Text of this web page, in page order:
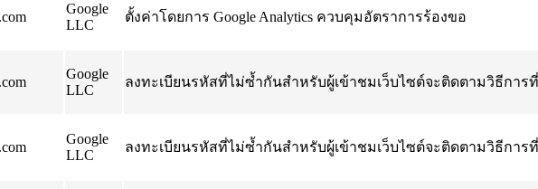
Google
LLC
ตั้งค่าโดยการ Google Analytics ควบคุมอัตราการร้องขอ
Google
LLC
ลงทะเบียนรหัสที่ไม่ซ้ำกันสำหรับผู้เข้าชมเว็บไซต์จะติดตามวิธีกา
Google
LLC
ลงทะเบียนรหัสที่ไม่ซ้ำกันสำหรับผู้เข้าชมเว็บไซต์จะติดตามวิธีกา